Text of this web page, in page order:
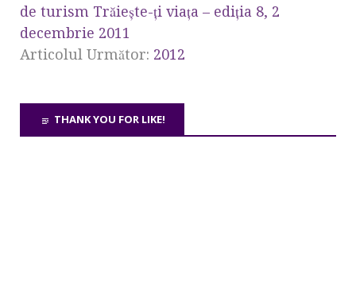
de turism Trăieşte-ţi viaţa – ediţia 8, 2
decembrie 2011
Articolul Următor: 2012
THANK YOU FOR LIKE!